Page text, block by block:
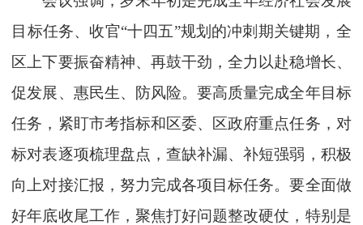
目标任务、收官“十四五”规划的冲刺期关键期，全
区上下要振奋精神、再鼓干劲，全力以赴稳增长、
促发展、惠民生、防风险。要高质量完成全年目标
任务，紧盯市考指标和区委、区政府重点任务，对
标对表逐项梳理盘点，查缺补漏、补短强弱，积极
向上对接汇报，努力完成各项目标任务。要全面做
好年底收尾工作，聚焦打好问题整改硬仗，特别是